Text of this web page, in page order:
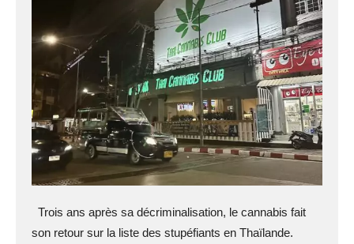
Trois ans après sa décriminalisation, le cannabis fait
son retour sur la liste des stupéfiants en Thaïlande.